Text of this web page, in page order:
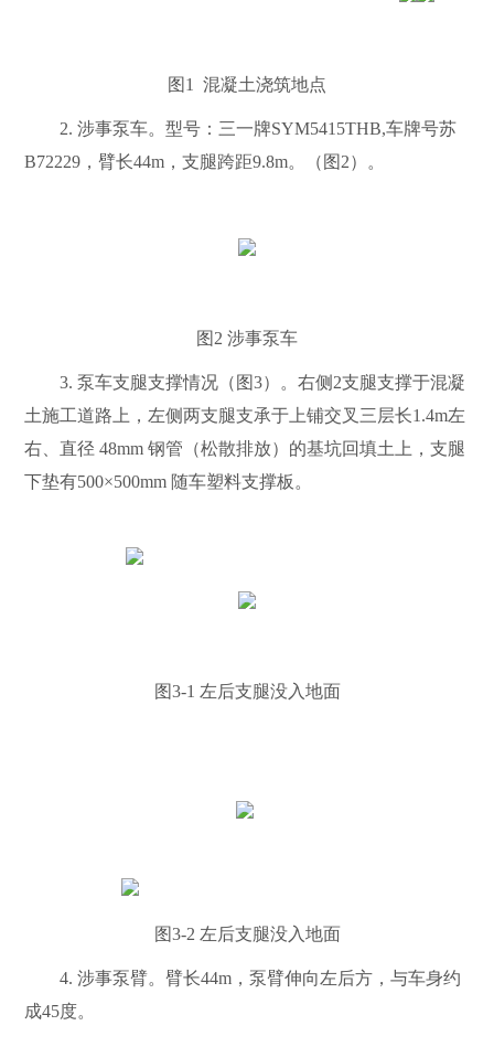
图 1 混凝土浇筑地点
2.涉事泵车。型号：三一牌SYM5415THB,车牌号苏
B72229 ，臂长44m ，支腿跨距9.8m。（图 2）。
图 2 涉事泵车
3.泵车支腿支撑情况（图3）。右侧 2支腿支撑于混凝
土施工道路上，左侧两支腿支承于上铺交叉三层长1.4m左
右、直径48mm钢管（松散排放）的基坑回填土上，支腿
下垫有500×500mm 随车塑料支撑板。
图3-1 左后支腿没入地面
图3-2 左后支腿没入地面
4.涉事泵臂。臂长44m ，泵臂伸向左后方，与车身约
成45度。